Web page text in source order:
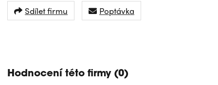
Sdílet firmu Poptávka
Hodnocení této firmy (0)